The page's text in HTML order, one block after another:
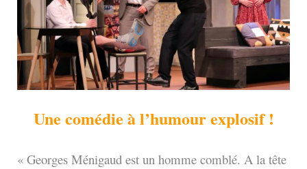
Une comédie à l’humour explosif !
« Georges Ménigaud est un homme comblé. A la tête